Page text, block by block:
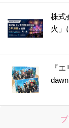
株式
火」
『